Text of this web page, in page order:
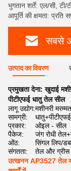
भुगतान शर्तें: एल/सी, टी/
आपूर्ति की क्षमता: प्रति
सबसे
उत्पाद का विवरण
प्रमुखता देना:खुदाई
पीटीएफई धातु तेल सील
लागू उद्योग:मशीनरी
सामग्री:
धातु+पीटीएफई
प्रकार:
ओइल - सील
पैकेज:
जंग रोधी
ओंठ:
सिंगल लिप/
संगतता:
तेल और ग्रीस
उत्खनन AP3527 तेल